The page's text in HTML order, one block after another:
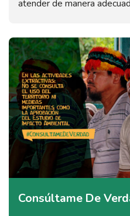
atender de manera
Consúltame De